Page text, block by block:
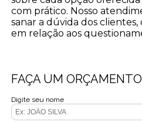
com prático. Nosso
sanar a dúvida dos
em relação aos
FAÇA UM ORÇAMENTO
Digite seu nome